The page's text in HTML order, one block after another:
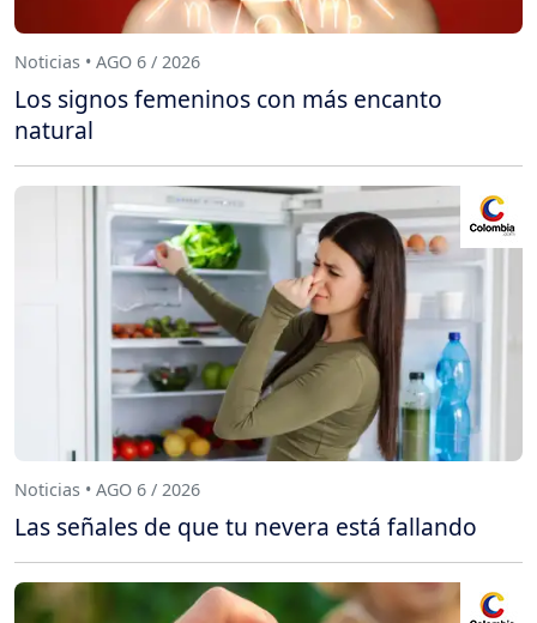
Noticias • AGO 6 / 2026
Los signos femeninos con más encanto
natural
Noticias • AGO 6 / 2026
Las señales de que tu nevera está fallando